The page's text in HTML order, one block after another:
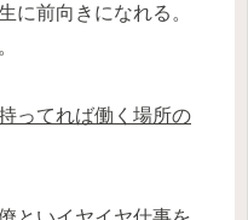
に前向きになれる。
ってれば働く場所の